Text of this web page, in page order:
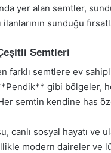
yer alan semtler,
ilanlarının sunduğu
Semtleri
farklı semtlere ev
gibi bölgeler,
semtin kendine has
canlı sosyal hayatı ve
modern daireler ve